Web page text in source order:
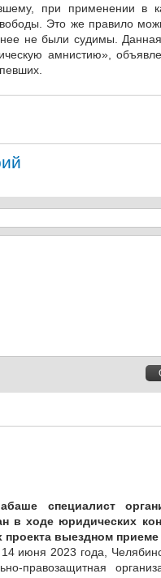
при применении в
Это же правило
не были судимы.
амнистию»,
специалист
в ходе юридических
проекта выездном приеме
июня 2023 года,
правозащитная